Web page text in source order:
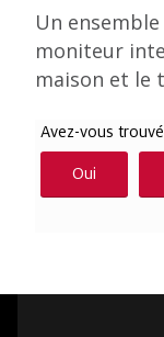
Un
moniteur
maison et le